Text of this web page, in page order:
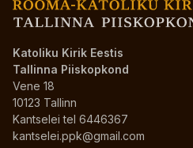
Katoliku Kirik Eestis
Tallinna Piiskopkond
Vene 18
10123 Tallinn
Kantselei tel 6446367
kantselei.ppk@gmail.com